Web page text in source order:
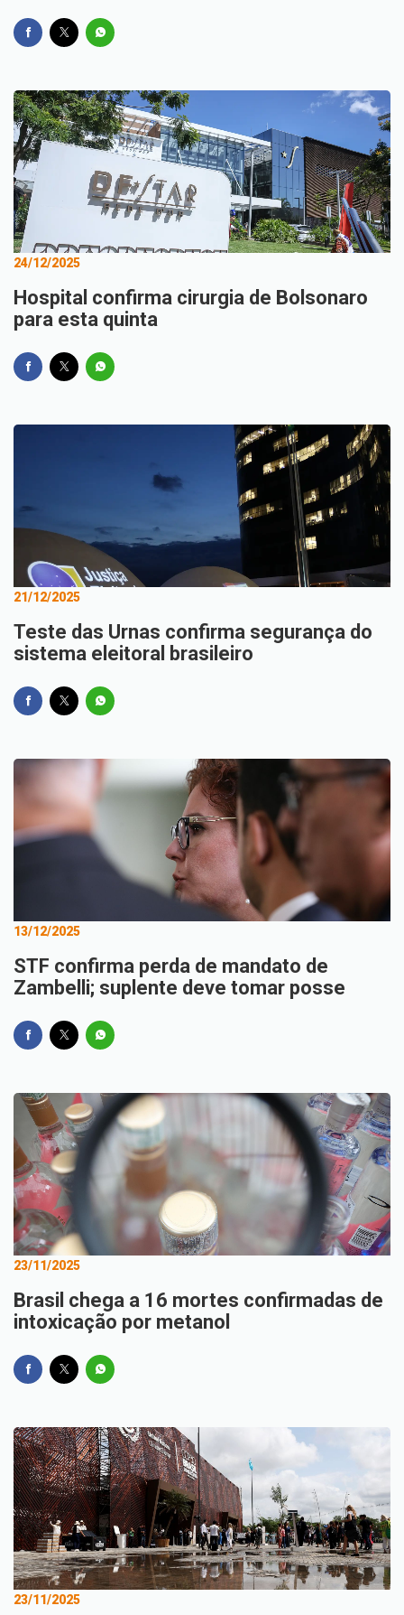
24/12/2025
Hospital confirma cirurgia de Bolsonaro
para esta quinta
21/12/2025
Teste das Urnas confirma segurança do
sistema eleitoral brasileiro
13/12/2025
STF confirma perda de mandato de
Zambelli; suplente deve tomar posse
23/11/2025
Brasil chega a 16 mortes confirmadas de
intoxicação por metanol
23/11/2025